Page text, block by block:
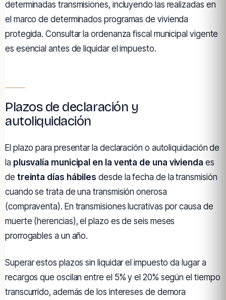
determinadas transmisiones, incluyendo las realizadas en
el marco de determinados programas de vivienda
protegida. Consultar la ordenanza fiscal municipal vigente
es esencial antes de liquidar el impuesto.
Plazos de declaración y
autoliquidación
El plazo para presentar la declaración o autoliquidación de
la plusvalía municipal en la venta de una vivienda es
de treinta días hábiles desde la fecha de la transmisión
cuando se trata de una transmisión onerosa
(compraventa). En transmisiones lucrativas por causa de
muerte (herencias), el plazo es de seis meses
prorrogables a un año.
Superar estos plazos sin liquidar el impuesto da lugar a
recargos que oscilan entre el 5% y el 20% según el tiempo
transcurrido, además de los intereses de demora